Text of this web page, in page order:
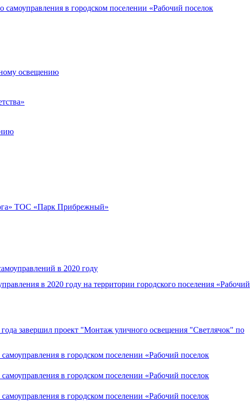
в городском поселении «Рабочий поселок
освещению
ТОС «Парк Прибрежный»
в 2020 году
в 2020 году на территории городского поселения «Рабочий
завершил проект "Монтаж уличного освещения "Светлячок" по
в городском поселении «Рабочий поселок
в городском поселении «Рабочий поселок
в городском поселении «Рабочий поселок